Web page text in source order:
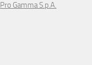
Pro Gamma S.p.A.